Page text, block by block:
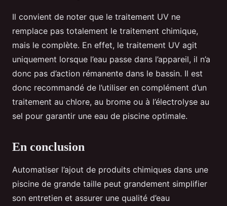
Il convient de noter que le traitement UV ne
remplace pas totalement le traitement chimique,
mais le complète. En effet, le traitement UV agit
uniquement lorsque l’eau passe dans l’appareil, il n’a
donc pas d’action rémanente dans le bassin. Il est
donc recommandé de l’utiliser en complément d’un
traitement au chlore, au brome ou à l’électrolyse au
sel pour garantir une eau de piscine optimale.
En conclusion
Automatiser l’ajout de produits chimiques dans une
piscine de grande taille peut grandement simplifier
son entretien et assurer une qualité d’eau